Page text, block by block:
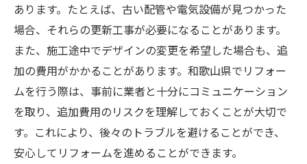
あります。たとえば、古い配管や電気設備が見つかった
場合、それらの更新工事が必要になることがあります。
また、施工途中でデザインの変更を希望した場合も、追
加の費用がかかることがあります。和歌山県でリフォー
ムを行う際は、事前に業者と十分にコミュニケーション
を取り、追加費用のリスクを理解しておくことが大切で
す。これにより、後々のトラブルを避けることができ、
安心してリフォームを進めることができます。